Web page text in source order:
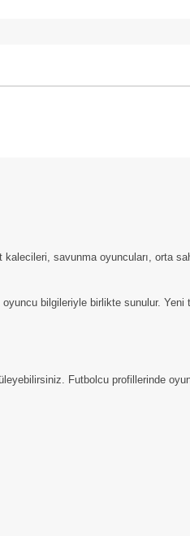
savunma oyuncuları, orta
bilgileriyle birlikte sunulur. Yeni
Futbolcu profillerinde